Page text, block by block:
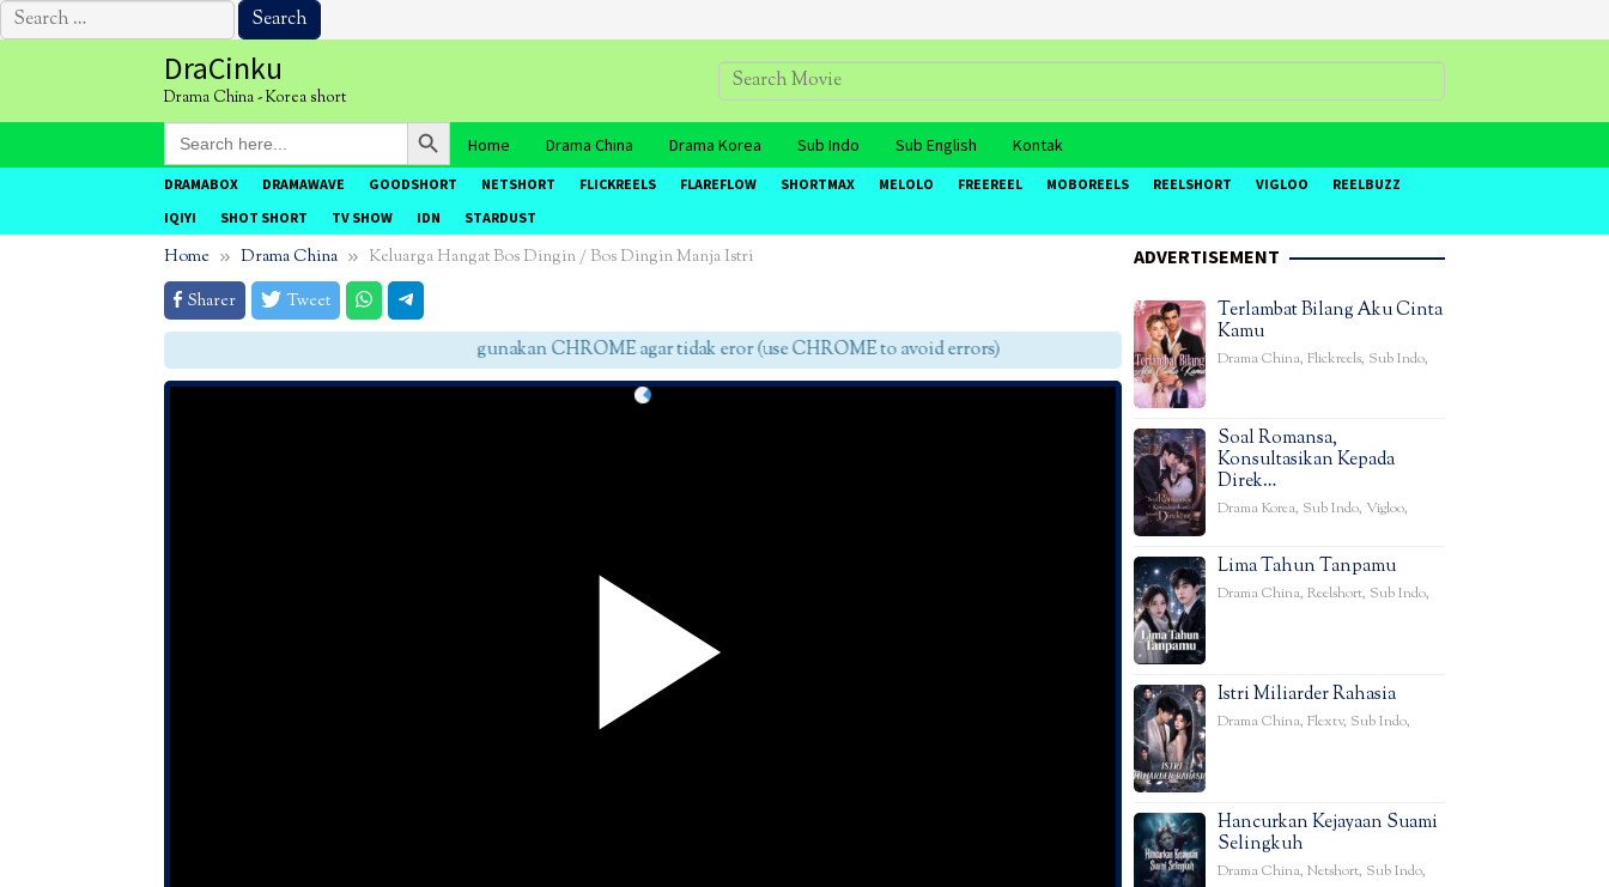
Search
for:
DraCinku
Drama China - Korea short
Search
for:
Search Button
Home Drama China Drama Korea Sub Indo Sub English Kontak
DRAMABOX DRAMAWAVE GOODSHORT NETSHORT FLICKREELS FLAREFLOW SHORTMAX MELOLO FREEREEL MOBOREELS REELSHORT VIGLOO
REELBUZZ
IQIYI
SHOT SHORT TV SHOW IDN STARDUST
Home Drama China
Keluarga Hangat Bos Dingin / Bos Dingin Manja Istri
Sharer
Tweet
gunakan CHROME agar tidak eror (use CHROME to avoid errors)
ADVERTISEMENT
Terlambat Bilang Aku Cinta
Kamu
Drama China, Flickreels, Sub Indo,
Soal Romansa,
Konsultasikan Kepada
Direk…
Drama Korea, Sub Indo, Vigloo,
Lima Tahun Tanpamu
Drama China, Reelshort, Sub Indo,
Istri Miliarder Rahasia
Drama China, Flextv, Sub Indo,
Hancurkan Kejayaan Suami
Selingkuh
Drama China, Netshort, Sub Indo,